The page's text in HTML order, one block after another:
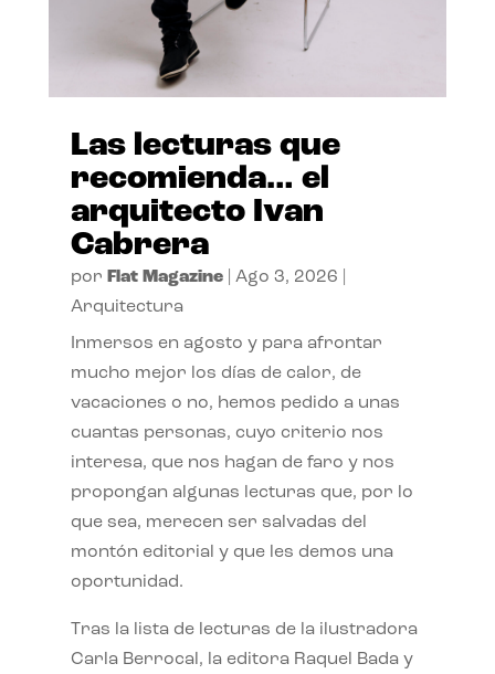
Las lecturas que
recomienda… el
arquitecto Ivan
Cabrera
por Flat Magazine| Ago 3, 2026
Arquitectura
Inmersos en agosto y para afrontar
mucho mejor los días de calor, de
vacaciones o no, hemos pedido a unas
cuantas personas, cuyo criterio nos
interesa, que nos hagan de faro y nos
propongan algunas lecturas que, por lo
que sea, merecen ser salvadas del
montón editorial y que les demos una
oportunidad.
Tras la lista de lecturas de la ilustradora
Carla Berrocal, la editora Raquel Bada y